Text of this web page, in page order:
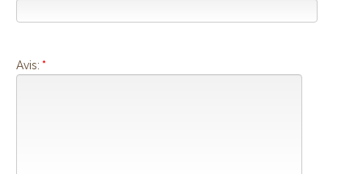
Avis: *